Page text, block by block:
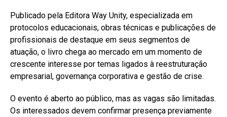
Publicado pela Editora Way Unity, especializada em
protocolos educacionais, obras técnicas e publicações de
profissionais de destaque em seus segmentos de
atuação, o livro chega ao mercado em um momento de
crescente interesse por temas ligados à reestruturação
empresarial, governança corporativa e gestão de crise.
O evento é aberto ao público, mas as vagas são limitadas.
Os interessados devem confirmar presença previamente